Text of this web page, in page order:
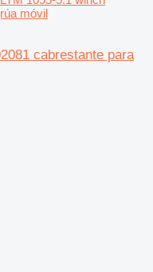
móvil
cabrestante para